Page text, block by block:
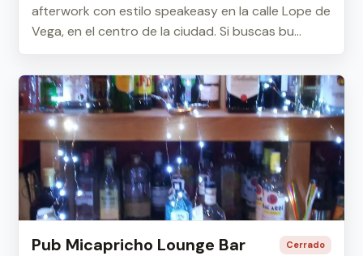
afterwork con estilo speakeasy en la calle Lope de
Vega, en el centro de la ciudad. Si buscas bu...
Pub Micapricho Lounge Bar Cerrado